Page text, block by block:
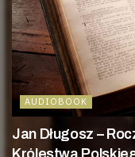
AUDIOBOOK
Jan Długosz –